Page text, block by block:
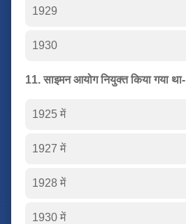
1929
1930
11. साइमन आयोग नियुक्त किया गया था-
1925 में
1927 में
1928 में
1930 में